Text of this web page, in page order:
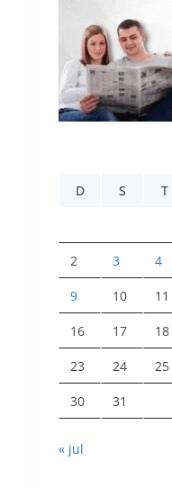
D
S T
2 3 4
9 10 11
16 17 18
23 24 25
30 31
« jul